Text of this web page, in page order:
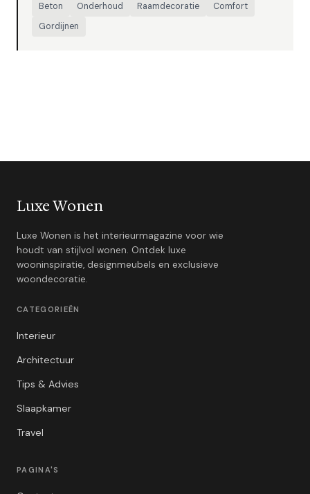
Beton
Onderhoud Raamdecoratie
Comfort
Gordijnen
Luxe Wonen
Luxe Wonen is het interieurmagazine voor wie
houdt van stijlvol wonen. Ontdek luxe
wooninspiratie, designmeubels en exclusieve
woondecoratie.
CATEGORIEËN
Interieur
Architectuur
Tips & Advies
Slaapkamer
Travel
PAGINA'S